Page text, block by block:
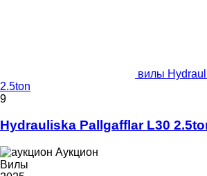
вилы
2.5ton
9
Hydrauliska Pallgafflar L30
Аукцион
Вилы